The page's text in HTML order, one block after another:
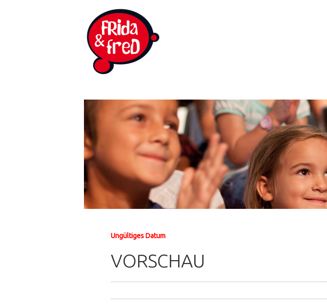
Ungültiges Datum
VORSCHAU